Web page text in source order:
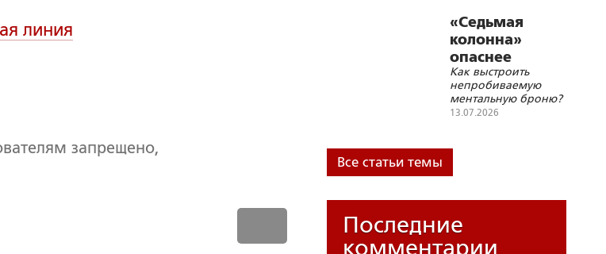
линия
запрещено,
интеллектом
«Седьмая
колонна»
опаснее
«пятой» и
«шестой»
Как выстроить
непробиваемую
ментальную броню?
13.07.2026
Все статьи темы
Последние
комментарии